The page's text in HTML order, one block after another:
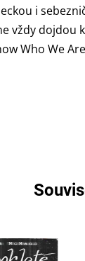
i
vždy dojdou
Who We